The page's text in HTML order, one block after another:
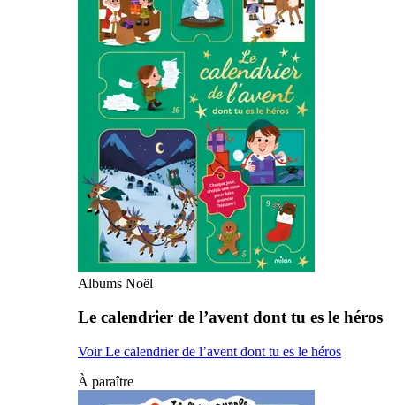
Albums Noël
Le calendrier de l’avent dont tu es le héros
Voir Le calendrier de l’avent dont tu es le héros
À paraître